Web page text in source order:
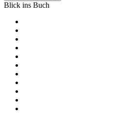
Blick ins Buch